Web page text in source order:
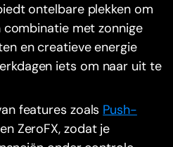
ontelbare plekken om
met zonnige
en creatieve energie
iets om naar uit te
features zoals Push-
ZeroFX, zodat je